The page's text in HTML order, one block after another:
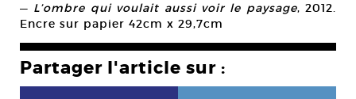
— L’ombre qui voulait aussi voir le paysage, 2012.
Encre sur papier 42cm x 29,7cm
Partager l'article sur :